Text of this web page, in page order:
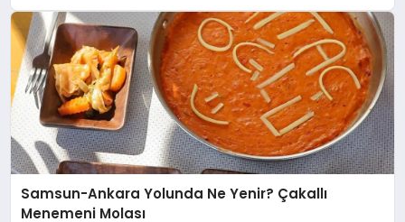
Samsun-Ankara Yolunda Ne Yenir? Çakallı
Menemeni Molası